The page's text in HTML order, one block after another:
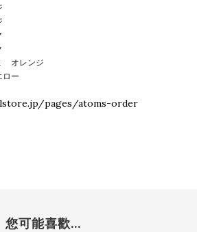
オレンジ
ロー
pages/atoms-order
您可能喜歡...